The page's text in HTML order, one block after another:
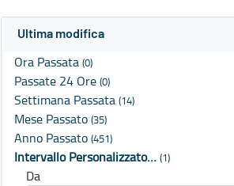
Ultima modifica
Ora Passata (0)
Passate 24 Ore (0)
Settimana Passata (14)
Mese Passato (35)
Anno Passato (451)
Intervallo Personalizzato… (1)
Da